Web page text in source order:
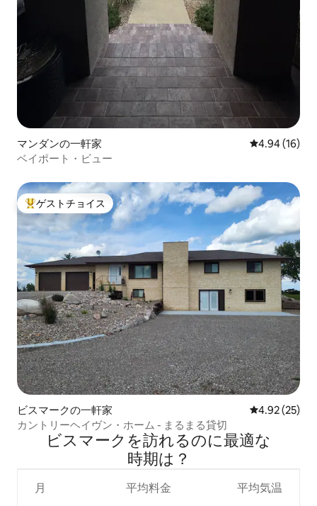
マンダンの一軒家 レビュー16
4.94 (16)
ベイポート・ビュー
大好評のゲストチョイスです。
ゲストチョイス
ビスマークの一軒家 レビュー25
4.92 (25)
カントリーヘイヴン・ホーム - まるまる貸切
ビスマークを訪⁠れ⁠るの⁠に最⁠適⁠な
時⁠期⁠は⁠？
月 平均料金 平均気温